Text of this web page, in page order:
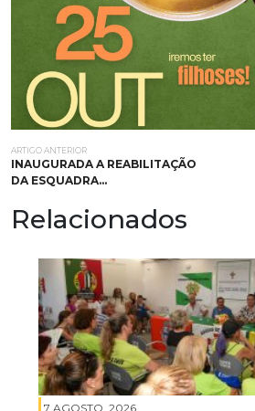
ARTIGO ANTERIOR
INAUGURADA A REABILITAÇÃO
DA ESQUADRA…
Relacionados
7 AGOSTO, 2026